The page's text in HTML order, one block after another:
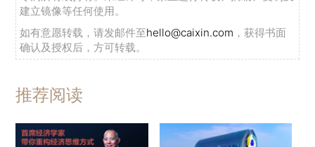
建立镜像等任何使用。
如有意愿转载，请发邮件至hello@caixin.com ，获得书面
确认及授权后，方可转载。
推荐阅读